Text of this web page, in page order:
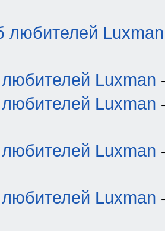
любителей Luxman
Luxman
Luxman
Luxman
Luxman